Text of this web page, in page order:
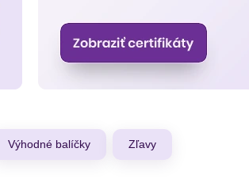
Výhodné balíčky Zľavy